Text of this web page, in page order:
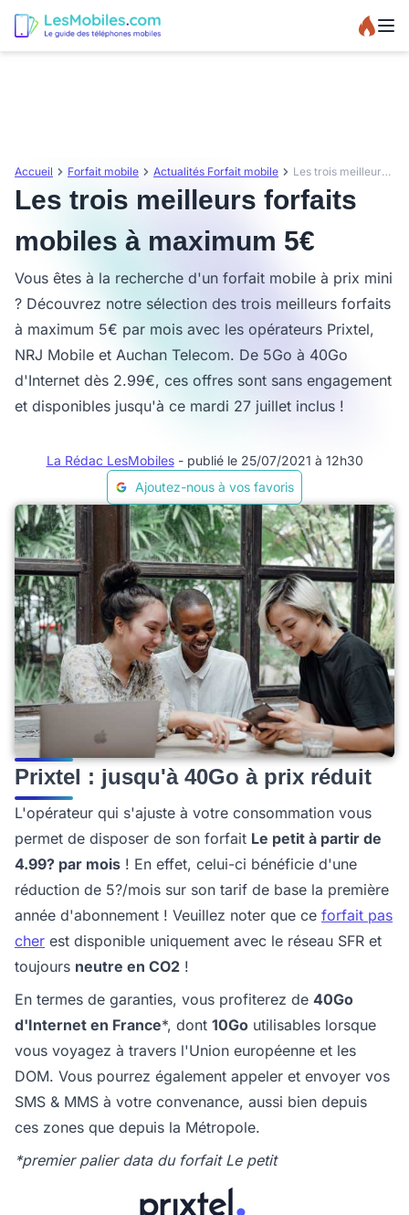
Accueil Forfait mobile Actualités Forfait mobile Les trois meilleurs forfaits mobiles à maximum 5€
Les trois meilleurs forfaits
mobiles à maximum 5€
Vous êtes à la recherche d'un forfait mobile à prix mini
? Découvrez notre sélection des trois meilleurs forfaits
à maximum 5€ par mois avec les opérateurs Prixtel,
NRJ Mobile et Auchan Telecom. De 5Go à 40Go
d'Internet dès 2.99€, ces offres sont sans engagement
et disponibles jusqu'à ce mardi 27 juillet inclus !
La Rédac LesMobiles - publié le 25/07/2021 à 12h30
Ajoutez-nous à vos favoris
Prixtel : jusqu'à 40Go à prix réduit
L'opérateur qui s'ajuste à votre consommation vous
permet de disposer de son forfait Le petit à partir de
4.99? par mois ! En effet, celui-ci bénéficie d'une
réduction de 5?/mois sur son tarif de base la première
année d'abonnement ! Veuillez noter que ce forfait pas
cher est disponible uniquement avec le réseau SFR et
toujours neutre en CO2 !
En termes de garanties, vous profiterez de 40Go
d'Internet en France*, dont 10Go utilisables lorsque
vous voyagez à travers l'Union européenne et les
DOM. Vous pourrez également appeler et envoyer vos
SMS & MMS à votre convenance, aussi bien depuis
ces zones que depuis la Métropole.
*premier palier data du forfait Le petit